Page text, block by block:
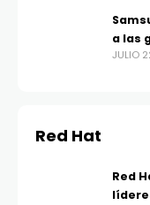
a las
JULIO
Red Hat
Red